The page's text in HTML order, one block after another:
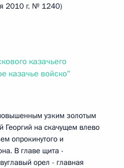
2010 г. № 1240)
казачьего
казачье войско"
узким золотым
Георгий на скачущем влево
опрокинутого и
В главе щита -
орел - главная